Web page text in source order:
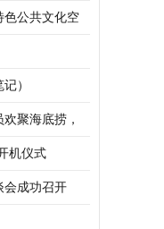
色公共文化空
）
聚海底捞，
机仪式
会成功召开